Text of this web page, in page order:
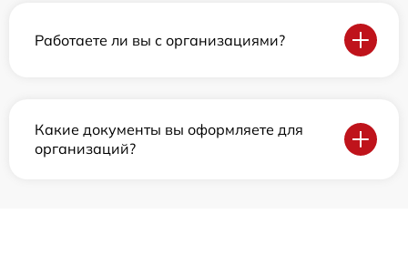
Работаете ли вы с организациями?
Какие документы вы оформляете для
организаций?